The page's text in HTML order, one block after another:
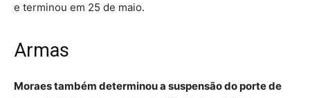
e terminou em 25 de maio.
Armas
Moraes também determinou a suspensão do porte de